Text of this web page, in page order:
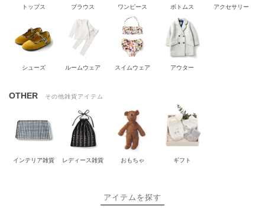
トップス ブラウス ワンピース ボトムス アクセサリー
シューズ ルームウェア スイムウェア アウター
OTHER その他雑貨アイテム
インテリア雑貨 レディース雑貨 おもちゃ ギフト
アイテムを探す